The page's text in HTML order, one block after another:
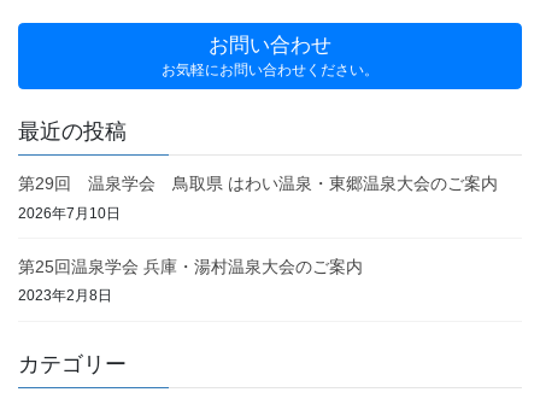
お問い合わせ
お気軽にお問い合わせください。
最近の投稿
第29回 温泉学会 鳥取県 はわい温泉・東郷温泉大会のご案内
2026年7月10日
第25回温泉学会 兵庫・湯村温泉大会のご案内
2023年2月8日
カテゴリー